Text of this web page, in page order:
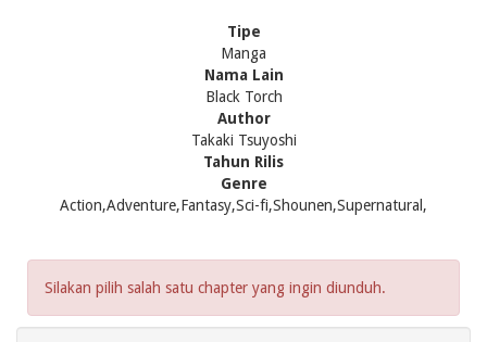
Tipe
Manga
Nama Lain
Black Torch
Author
Takaki Tsuyoshi
Tahun Rilis
Genre
Action,Adventure,Fantasy,Sci-fi,Shounen,Supernatural,
Silakan pilih salah satu chapter yang ingin diunduh.